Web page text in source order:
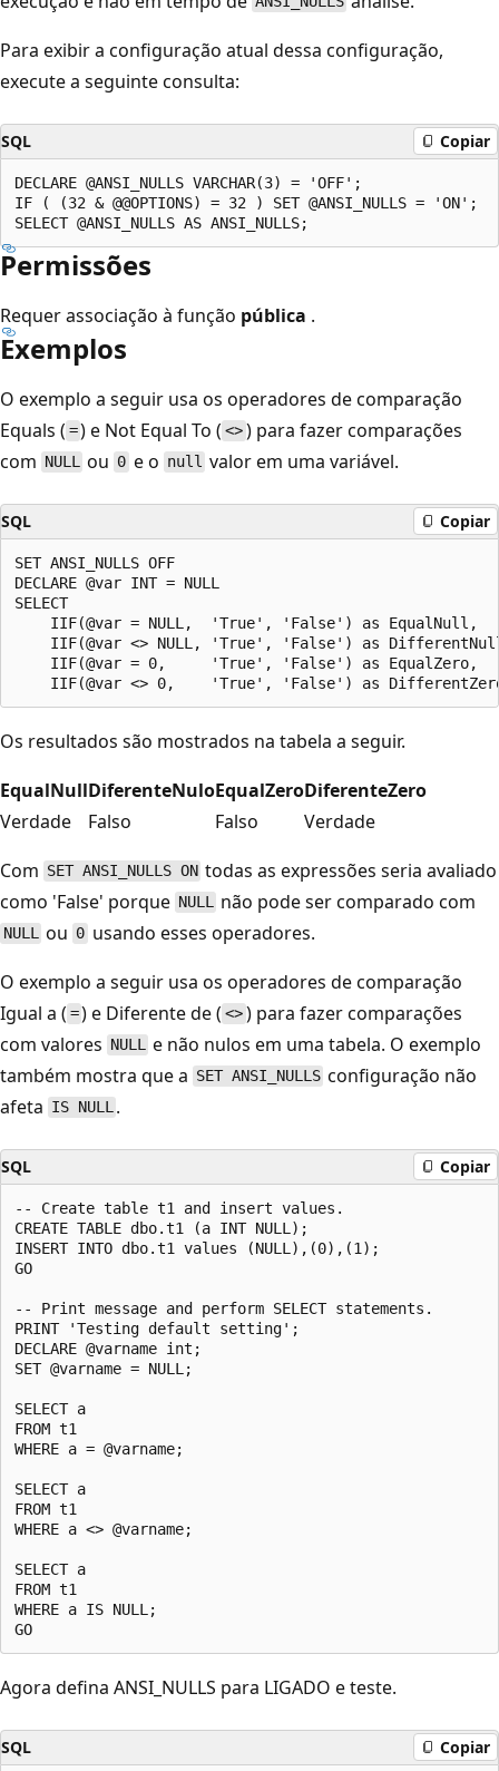
Para exibir a configuração atual dessa configuração,
execute a seguinte consulta:
SQL Copiar
DECLARE @ANSI_NULLS VARCHAR(3) = 'OFF';
IF ( (32 & @@OPTIONS) = 32 ) SET @ANSI_NULLS = 'ON';
Permissões
Requer associação à função pública .
Exemplos
O exemplo a seguir usa os operadores de comparação
Equals ( =) e Not Equal To (<>) para fazer comparações
com NULL ou 0e o null valor em uma variável.
SQL Copiar
SET ANSI_NULLS OFF
DECLARE @var INT = NULL
SELECT
    IIF(@var = NULL,  'True', 'False') as EqualNull,
IIF(@var <> NULL, 'True', 'False') as
    IIF(@var = 0,     'True', 'False') as EqualZero,
Os resultados são mostrados na tabela a seguir.
EqualNullDiferenteNuloEqualZeroDiferenteZero
Verdade
Falso Falso
Verdade
Com SET ANSI_NULLS ON todas as expressões seria avaliado
como 'False' porque NULL não pode ser comparado com
NULL ou 0usando esses operadores.
O exemplo a seguir usa os operadores de comparação
Igual a ( =) e Diferente de (<>) para fazer comparações
com valores NULL e não nulos em uma tabela. O exemplo
também mostra que a SET ANSI_NULLS configuração não
afeta IS NULL .
SQL Copiar
-- Create table t1 and insert values.
CREATE TABLE dbo.t1 (a INT NULL);
INSERT INTO dbo.t1 values (NULL),(0),(1);
GO
-- Print message and perform SELECT statements.
PRINT 'Testing default setting';
DECLARE @varname int;
SET @varname = NULL;
SELECT a
FROM t1
WHERE a = @varname;
SELECT a
FROM t1
WHERE a <> @varname;
SELECT a
FROM t1
WHERE a IS NULL;
Agora defina ANSI_NULLS para LIGADO e teste.
SQL Copiar